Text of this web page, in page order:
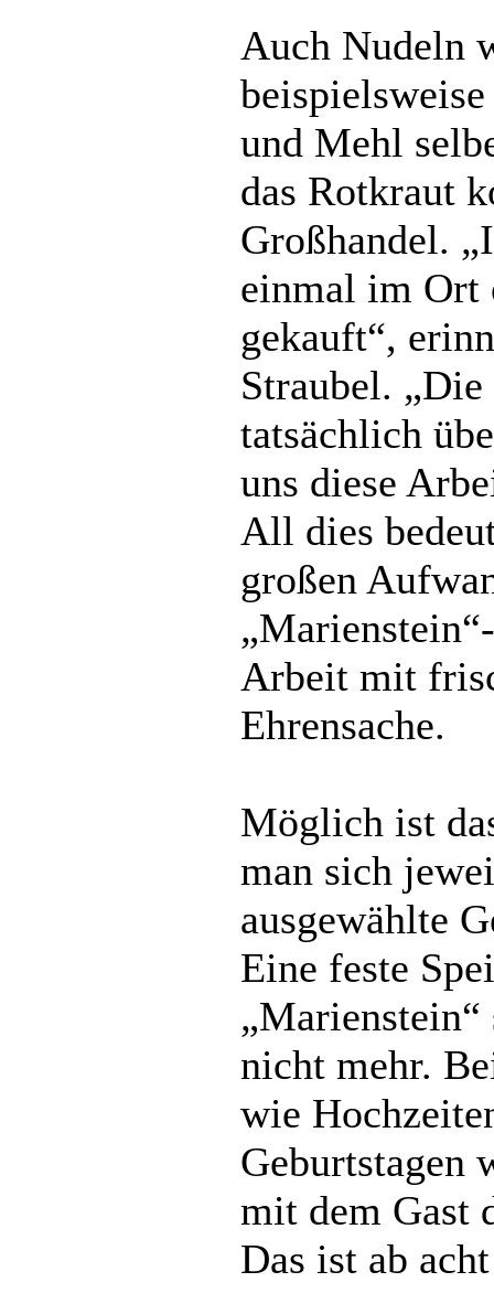
Auch Nudeln
und Mehl
das Rotkraut
Großhandel.
einmal im Ort
gekauft“,
Straubel.
tatsächlich
uns diese
All dies
großen
Arbeit mit
Ehrensache.
Möglich ist
man sich
ausgewählte
Eine feste
„Marienstein“
nicht mehr.
wie
Geburtstagen
mit dem Gast
Das ist ab